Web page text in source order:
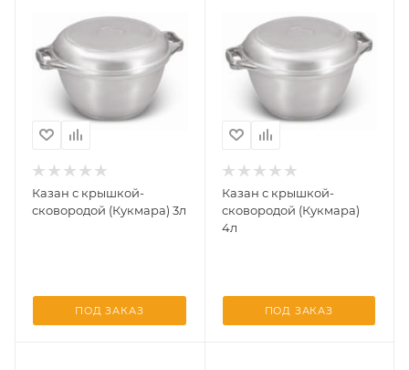
Казан с крышкой-
сковородой (Кукмара) 3л
ПОД ЗАКАЗ
Казан с крышкой-
сковородой (Кукмара)
4л
ПОД ЗАКАЗ